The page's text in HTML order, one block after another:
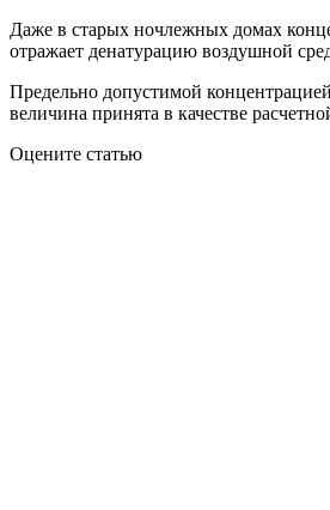
Даже в старых ночлежных домах
отражает денатурацию воздушной
Предельно допустимой
величина принята в качестве
Оцените статью